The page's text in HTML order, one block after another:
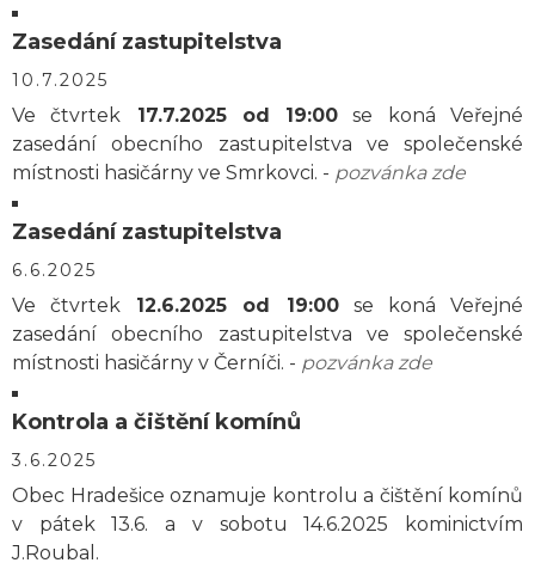
Zasedání zastupitelstva
10.7.2025
Ve čtvrtek 17.7.2025 od 19:00 se koná Veřejné
zasedání obecního zastupitelstva ve společenské
místnosti hasičárny ve Smrkovci. - pozvánka zde
Zasedání zastupitelstva
6.6.2025
Ve čtvrtek 12.6.2025 od 19:00se koná Veřejné
zasedání obecního zastupitelstva ve společenské
místnosti hasičárny v Černíči. - pozvánka zde
Kontrola a čištění komínů
3.6.2025
Obec Hradešice oznamuje kontrolu a čištění komínů
v pátek 13.6. a v sobotu 14.6.2025 kominictvím
J.Roubal.